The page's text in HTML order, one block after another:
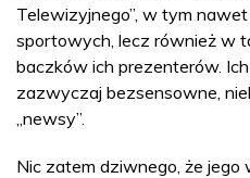
Telewizyjnego”, w tym
sportowych, lecz również w
baczków ich prezenterów.
zazwyczaj bezsensowne,
„newsy”.
Nic zatem dziwnego, że jego